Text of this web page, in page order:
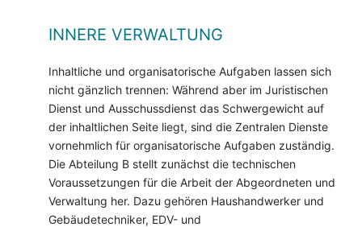
INNERE VERWALTUNG
Inhaltliche und organisatorische Aufgaben lassen sich
nicht gänzlich trennen: Während aber im Juristischen
Dienst und Ausschussdienst das Schwergewicht auf
der inhaltlichen Seite liegt, sind die Zentralen Dienste
vornehmlich für organisatorische Aufgaben zuständig.
Die Abteilung B stellt zunächst die technischen
Voraussetzungen für die Arbeit der Abgeordneten und
Verwaltung her. Dazu gehören Haushandwerker und
Gebäudetechniker, EDV- und